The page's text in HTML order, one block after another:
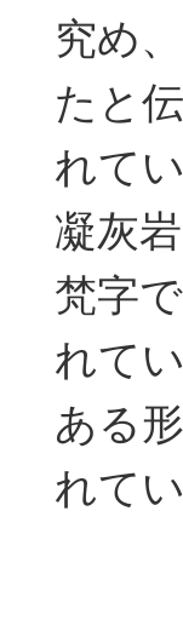
究め
たと
れてい
凝灰
梵字
れて
ある
れてい